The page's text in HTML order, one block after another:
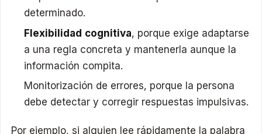
determinado.
Flexibilidad cognitiva, porque exige adaptarse
a una regla concreta y mantenerla aunque la
información compita.
Monitorización de errores, porque la persona
debe detectar y corregir respuestas impulsivas.
Por ejemplo, si alguien lee rápidamente la palabra